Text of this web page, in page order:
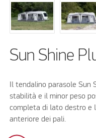
Sun Shine
Il tendalino parasole Sun
stabilità e il minor peso
completa di lato destro e
anteriore dei pali.